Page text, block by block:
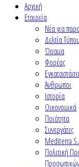
Αρχική
Εταιρεία
Νέα για
Δελτία Τύπου
Όραμα
Φορέας
Άνθρωποι
Ιστορία
Οικονομικά
Ποιότητα
Συνεργάτες
Mediterra
Πολιτική